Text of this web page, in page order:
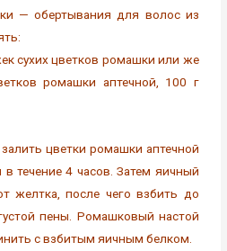
— обертывания для волос из
сухих цветков ромашки или же
ромашки аптечной, 100 г
цветки ромашки аптечной
в течение 4 часов. Затем яичный
желтка, после чего взбить до
пены. Ромашковый настой
с взбитым яичным белком.